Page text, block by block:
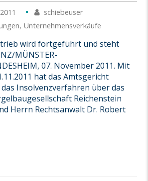
schiebeuser
, Unternehmensverkäufe
wird fortgeführt und steht
MÜNSTER-
07. November 2011. Mit
hat das Amtsgericht
Insolvenzverfahren über das
Reichenstein
Herrn Rechtsanwalt Dr. Robert